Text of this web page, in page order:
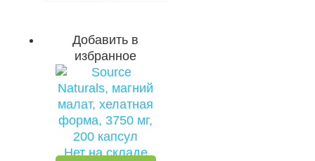
Добавить в
избранное
Нет на складе